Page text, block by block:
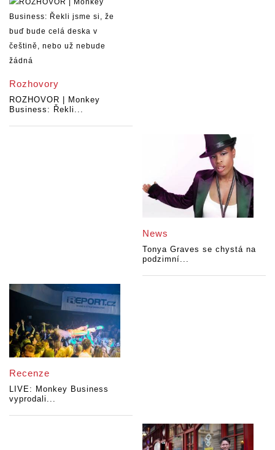
Rozhovory
ROZHOVOR | Monkey
Business: Řekli...
News
Tonya Graves se chystá na
podzimní...
Recenze
LIVE: Monkey Business
vyprodali...